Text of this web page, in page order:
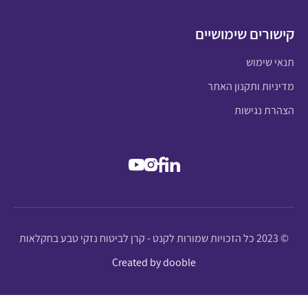
קישורים שימושיים
תנאי שימוש
מדיניות ותקנון האתר
הצהרת נגישות
© 2023 כל הזכויות שמורות לקנט - קרן לביטוח נזקי טבע בחקלאות
Created by dooble